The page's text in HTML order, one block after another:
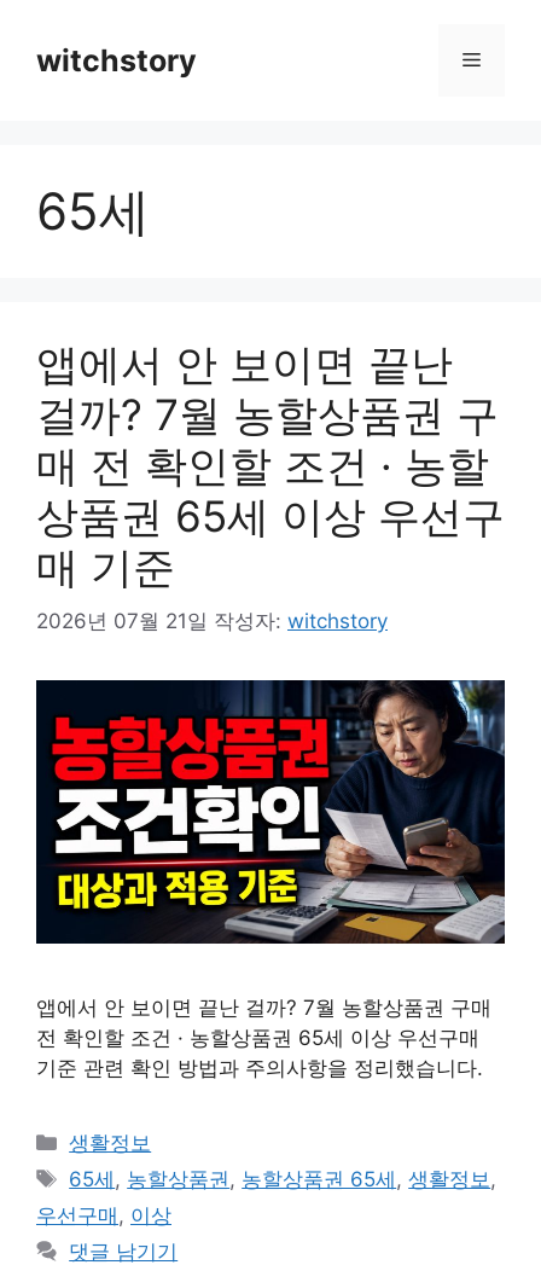
witchstory 메
65세
앱에서 안 보이면 끝난
걸까? 7월 농할상품권 구
매 전 확인할 조건 · 농할
상품권 65세 이상 우선구
매 기준
2026년 07월 21일 작성자: witchstory
앱에서 안 보이면 끝난 걸까? 7월 농할상품권 구매
전 확인할 조건 · 농할상품권 65세 이상 우선구매
기준 관련 확인 방법과 주의사항을 정리했습니다.
카
테
리
생활정보
태
그
65세 , 농할상품권 , 농할상품권 65세 ,생활정보 ,
우선구매 , 이상
댓글 남기기